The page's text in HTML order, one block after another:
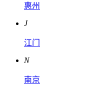
惠州
J
江门
N
南京